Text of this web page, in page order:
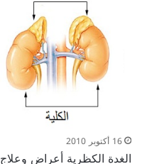
16 أكتوبر 2010
الغدة الكظرية أعراض وعلاج